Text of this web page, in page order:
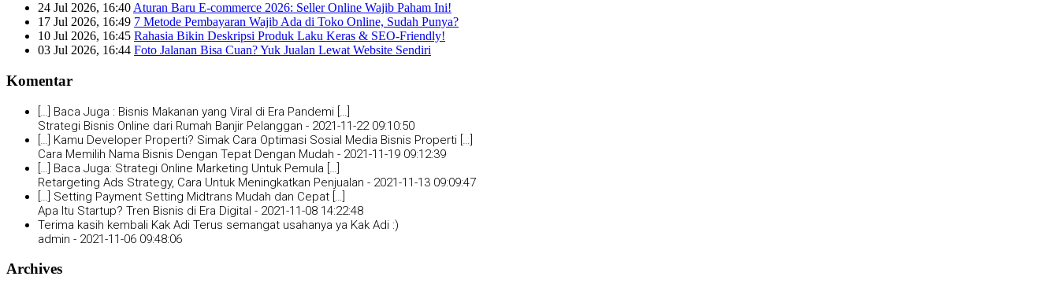
24 Jul 2026, 16:40 Aturan Baru E-commerce 2026: Seller Online Wajib Paham Ini!
17 Jul 2026, 16:49 7 Metode Pembayaran Wajib Ada di Toko Online, Sudah Punya?
10 Jul 2026, 16:45 Rahasia Bikin Deskripsi Produk Laku Keras & SEO-Friendly!
03 Jul 2026, 16:44 Foto Jalanan Bisa Cuan? Yuk Jualan Lewat Website Sendiri
Komentar
[…] Baca Juga : Bisnis Makanan yang Viral di Era Pandemi […]
Strategi Bisnis Online dari Rumah Banjir Pelanggan - 2021-11-22 09:10:50
[…] Kamu Developer Properti? Simak Cara Optimasi Sosial Media Bisnis Properti […]
Cara Memilih Nama Bisnis Dengan Tepat Dengan Mudah - 2021-11-19 09:12:39
[…] Baca Juga: Strategi Online Marketing Untuk Pemula […]
Retargeting Ads Strategy, Cara Untuk Meningkatkan Penjualan - 2021-11-13 09:09:47
[…] Setting Payment Setting Midtrans Mudah dan Cepat […]
Apa Itu Startup? Tren Bisnis di Era Digital - 2021-11-08 14:22:48
Terima kasih kembali Kak Adi Terus semangat usahanya ya Kak Adi :)
admin - 2021-11-06 09:48:06
Archives